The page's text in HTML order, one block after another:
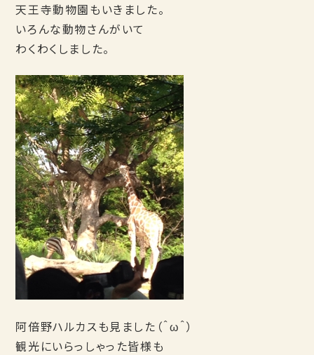
天王寺動物園もいきました。
いろんな動物さんがいて
わくわくしました。
阿倍野ハルカスも見ました（＾ω＾）
観光にいらっしゃった皆様も